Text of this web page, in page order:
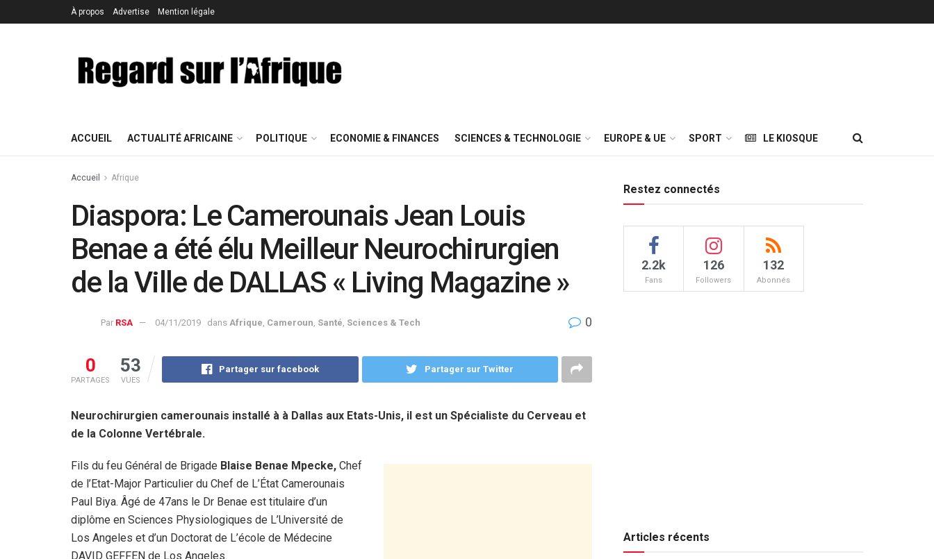
À propos Advertise Mention légale
ACCUEIL ACTUALITÉ AFRICAINE POLITIQUE ECONOMIE & FINANCES SCIENCES & TECHNOLOGIE EUROPE & UE SPORT LE KIOSQUE
Accueil Afrique
Diaspora: Le Camerounais Jean Louis
Benae a été élu Meilleur Neurochirurgien
de la Ville de DALLAS « Living Magazine »
Par RSA 04/11/2019 dans Afrique Cameroun Santé Sciences & Tech 0
0
PARTAGES
53
VUES
Partager sur facebook Partager sur Twitter
Neurochirurgien camerounais installé à à Dallas aux Etats-Unis, il est un Spécialiste du Cerveau et
de la Colonne Vertébrale.
Fils du feu Général de Brigade Blaise Benae Mpecke, Chef
de l’Etat-Major Particulier du Chef de L’État Camerounais
Paul Biya. Âgé de 47ans le Dr Benae est titulaire d’un
diplôme en Sciences Physiologiques de L’Université de
Los Angeles et d’un Doctorat de L’école de Médecine
DAVID GEFFEN de Los Angeles.
Restez connectés
2.2k
Fans
126
Followers
132
Abonnés
Articles récents